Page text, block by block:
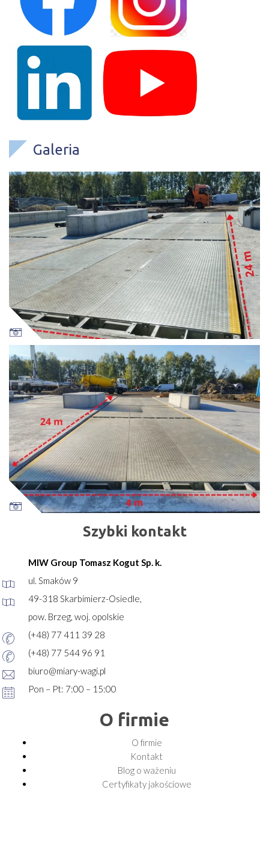
Galeria
Szybki kontakt
MIW Group Tomasz Kogut Sp. k.
ul. Smaków 9
49-318 Skarbimierz-Osiedle,
pow. Brzeg, woj. opolskie
(+48) 77 411 39 28
(+48) 77 544 96 91
biuro@miary-wagi.pl
Pon – Pt: 7:00 – 15:00
O firmie
O firmie
Kontakt
Blog o ważeniu
Certyfikaty jakościowe